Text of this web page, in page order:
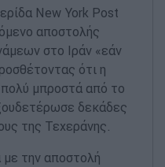
New York Post
αποστολής
στο Ιράν «εάν
ότι η
μπροστά από το
δεκάδες
της Τεχεράνης.
την αποστολή